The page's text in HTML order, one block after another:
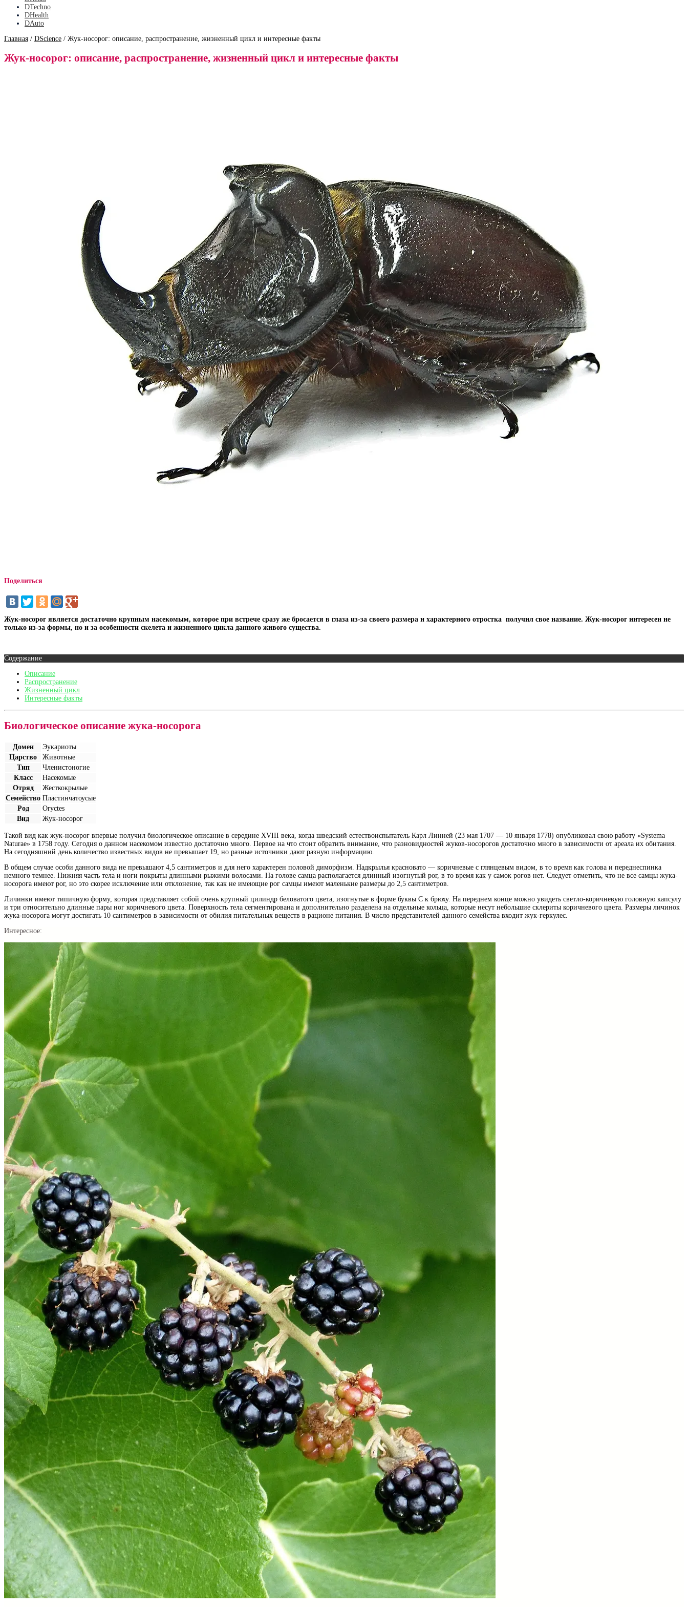
DTechno
DHealth
DAuto
Главная / DScience / Жук-носорог: описание, распространение, жизненный цикл и интересные факты
Жук-носорог: описание, распространение, жизненный цикл и интересные факты
Поделиться
Жук-носорог является достаточно крупным насекомым, которое при встрече сразу же бросается в глаза из-за своего размера и характерного отростка получил свое название. Жук-носорог интересен не
только из-за формы, но и за особенности скелета и жизненного цикла данного живого существа.
Содержание
Описание
Распространение
Жизненный цикл
Интересные факты
Биологическое описание жука-носорога
Домен
Эукариоты
Царство
Животные
Тип
Членистоногие
Класс
Насекомые
Отряд
Жесткокрылые
Семейство Пластинчатоусые
Род
Oryctes
Вид
Жук-носорог
Такой вид как жук-носорог впервые получил биологическое описание в середине XVIII века, когда шведский естествоиспытатель Карл Линней (23 мая 1707 — 10 января 1778) опубликовал свою работу «Systema
Naturae» в 1758 году. Сегодня о данном насекомом известно достаточно много. Первое на что стоит обратить внимание, что разновидностей жуков-носорогов достаточно много в зависимости от ареала их обитания.
На сегодняшний день количество известных видов не превышает 19, но разные источники дают разную информацию.
В общем случае особи данного вида не превышают 4,5 сантиметров и для него характерен половой диморфизм. Надкрылья красновато — коричневые с глянцевым видом, в то время как голова и переднеспинка
немного темнее. Нижняя часть тела и ноги покрыты длинными рыжими волосами. На голове самца располагается длинный изогнутый рог, в то время как у самок рогов нет. Следует отметить, что не все самцы жука-
носорога имеют рог, но это скорее исключение или отклонение, так как не имеющие рог самцы имеют маленькие размеры до 2,5 сантиметров.
Личинки имеют типичную форму, которая представляет собой очень крупный цилиндр беловатого цвета, изогнутые в форме буквы C к брюху. На переднем конце можно увидеть светло-коричневую головную капсулу
и три относительно длинные пары ног коричневого цвета. Поверхность тела сегментирована и дополнительно разделена на отдельные кольца, которые несут небольшие склериты коричневого цвета. Размеры личинок
жука-носорога могут достигать 10 сантиметров в зависимости от обилия питательных веществ в рационе питания. В число представителей данного семейства входит жук-геркулес.
Интересное: